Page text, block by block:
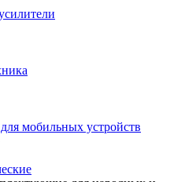
мобильных устройств